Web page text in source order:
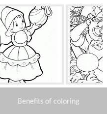
若い妖精の衣装 ハンモック
Benefits of coloring